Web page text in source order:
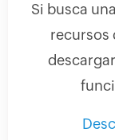
Si busca
recursos